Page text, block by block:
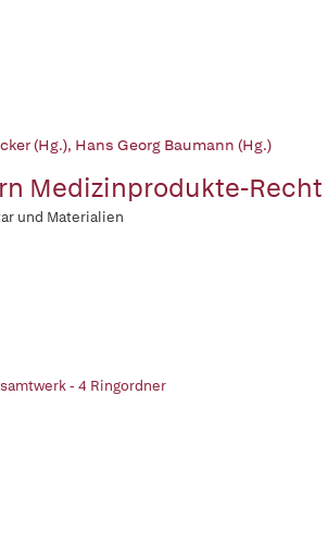
(Hg.), Hans Georg Baumann (Hg.)
Medizinprodukte-Recht
und Materialien
- 4 Ringordner